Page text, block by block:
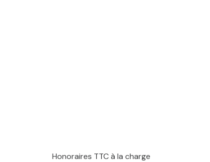
Honoraires TTC à la charge